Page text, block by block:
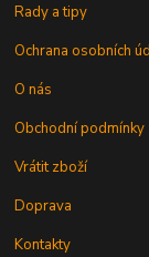
Rady a tipy
Ochrana osobních
O nás
Obchodní podmínky
Vrátit zboží
Doprava
Kontakty